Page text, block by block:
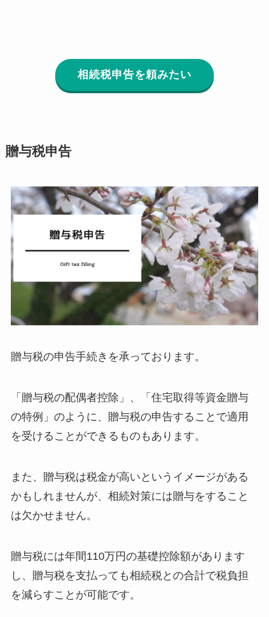
相続税申告を頼みたい
贈与税申告
贈与税の申告手続きを承っております。
「贈与税の配偶者控除」、「住宅取得等資金贈与
の特例」のように、贈与税の申告することで適用
を受けることができるものもあります。
また、贈与税は税金が高いというイメージがある
かもしれませんが、相続対策には贈与をすること
は欠かせません。
贈与税には年間110万円の基礎控除額があります
し、贈与税を支払っても相続税との合計で税負担
を減らすことが可能です。